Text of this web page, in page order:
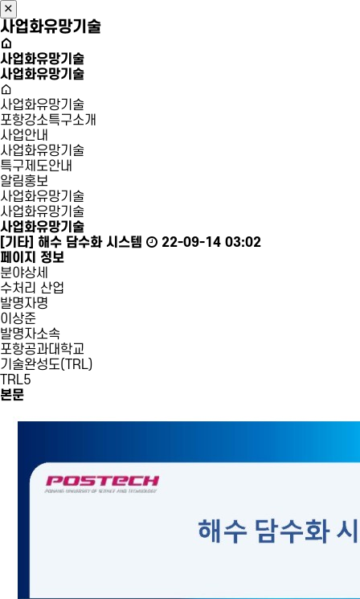
사업화유망기술
사업화유망기술
사업화유망기술
사업화유망기술
포항강소특구소개
사업안내
사업화유망기술
특구제도안내
알림홍보
사업화유망기술
사업화유망기술
사업화유망기술
[기타]
해수 담수화 시스템
22-09-14 03:02
페이지 정보
분야상세
수처리 산업
발명자명
이상준
발명자소속
포항공과대학교
기술완성도(TRL)
TRL5
본문